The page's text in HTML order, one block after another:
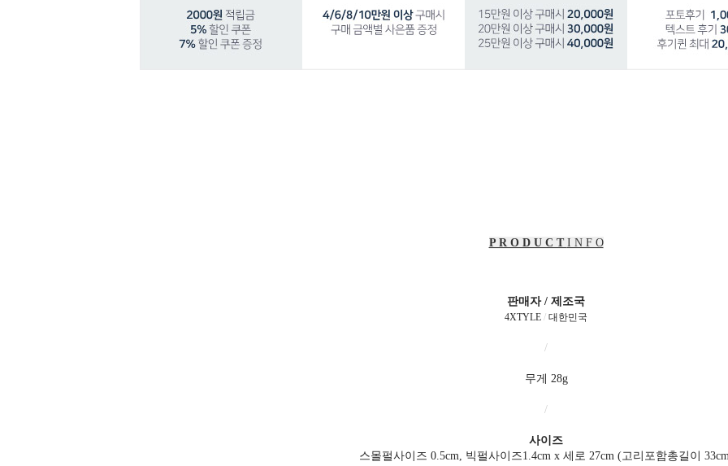
P R O D U C T I N F O
판매자 / 제조국
4XTYLE / 대한민국
/
무게 28g
/
사이즈
스몰펄사이즈 0.5cm, 빅펄사이즈1.4cm x 세로 27cm (고리포함총길이